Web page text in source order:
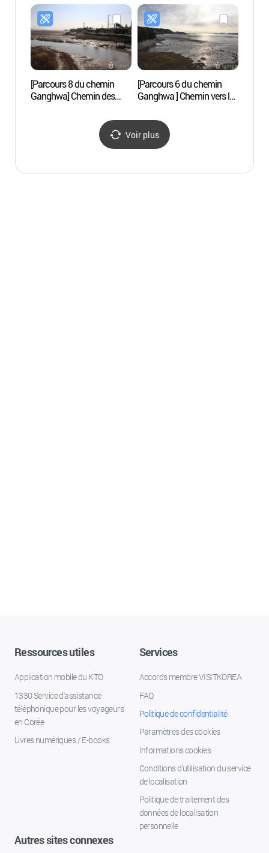
marée ([강화 나들길
제7코스] 낙조보러 가는
길)
[Parcours 8 du chemin
Ganghwa] Chemin des
나들길 제8코스] 철새
[Parcours 6 du chemin
Ganghwa ] Chemin vers la
나들길 제6코스] 화남생가
가는 길)
Voir plus
Ressources utiles
Application mobile du KTO
1330 Service d'assistance
téléphonique pour les voyageurs
en Corée
Livres numériques / E-books
Services
Accords membre VISITKOREA
FAQ
Politique de confidentialité
Paramètres des cookies
Informations cookies
Conditions d’utilisation du service
de localisation
Politique de traitement des
données de localisation
personnelle
Autres sites connexes